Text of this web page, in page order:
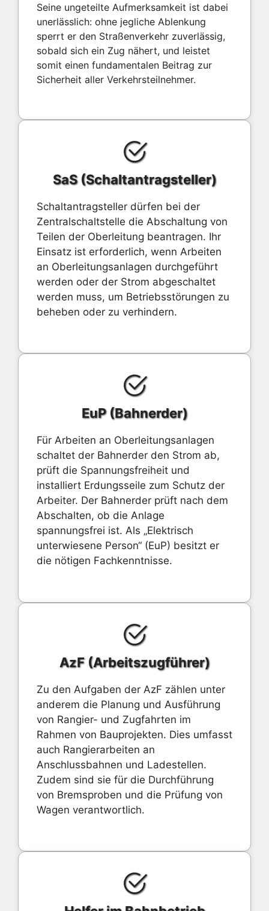
Seine ungeteilte Aufmerksamkeit ist dabei
unerlässlich: ohne jegliche Ablenkung
sperrt er den Straßenverkehr zuverlässig,
sobald sich ein Zug nähert, und leistet
somit einen fundamentalen Beitrag zur
Sicherheit aller Verkehrsteilnehmer.
SaS (Schaltantragsteller)
Schaltantragsteller dürfen bei der
Zentralschaltstelle die Abschaltung von
Teilen der Oberleitung beantragen. Ihr
Einsatz ist erforderlich, wenn Arbeiten
an Oberleitungsanlagen durchgeführt
werden oder der Strom abgeschaltet
werden muss, um Betriebsstörungen zu
beheben oder zu verhindern.
EuP (Bahnerder)
Für Arbeiten an Oberleitungsanlagen
schaltet der Bahnerder den Strom ab,
prüft die Spannungsfreiheit und
installiert Erdungsseile zum Schutz der
Arbeiter. Der Bahnerder prüft nach dem
Abschalten, ob die Anlage
spannungsfrei ist. Als „Elektrisch
unterwiesene Person“ (EuP) besitzt er
die nötigen Fachkenntnisse.
AzF (Arbeitszugführer)
Zu den Aufgaben der AzF zählen unter
anderem die Planung und Ausführung
von Rangier- und Zugfahrten im
Rahmen von Bauprojekten. Dies umfasst
auch Rangierarbeiten an
Anschlussbahnen und Ladestellen.
Zudem sind sie für die Durchführung
von Bremsproben und die Prüfung von
Wagen verantwortlich.